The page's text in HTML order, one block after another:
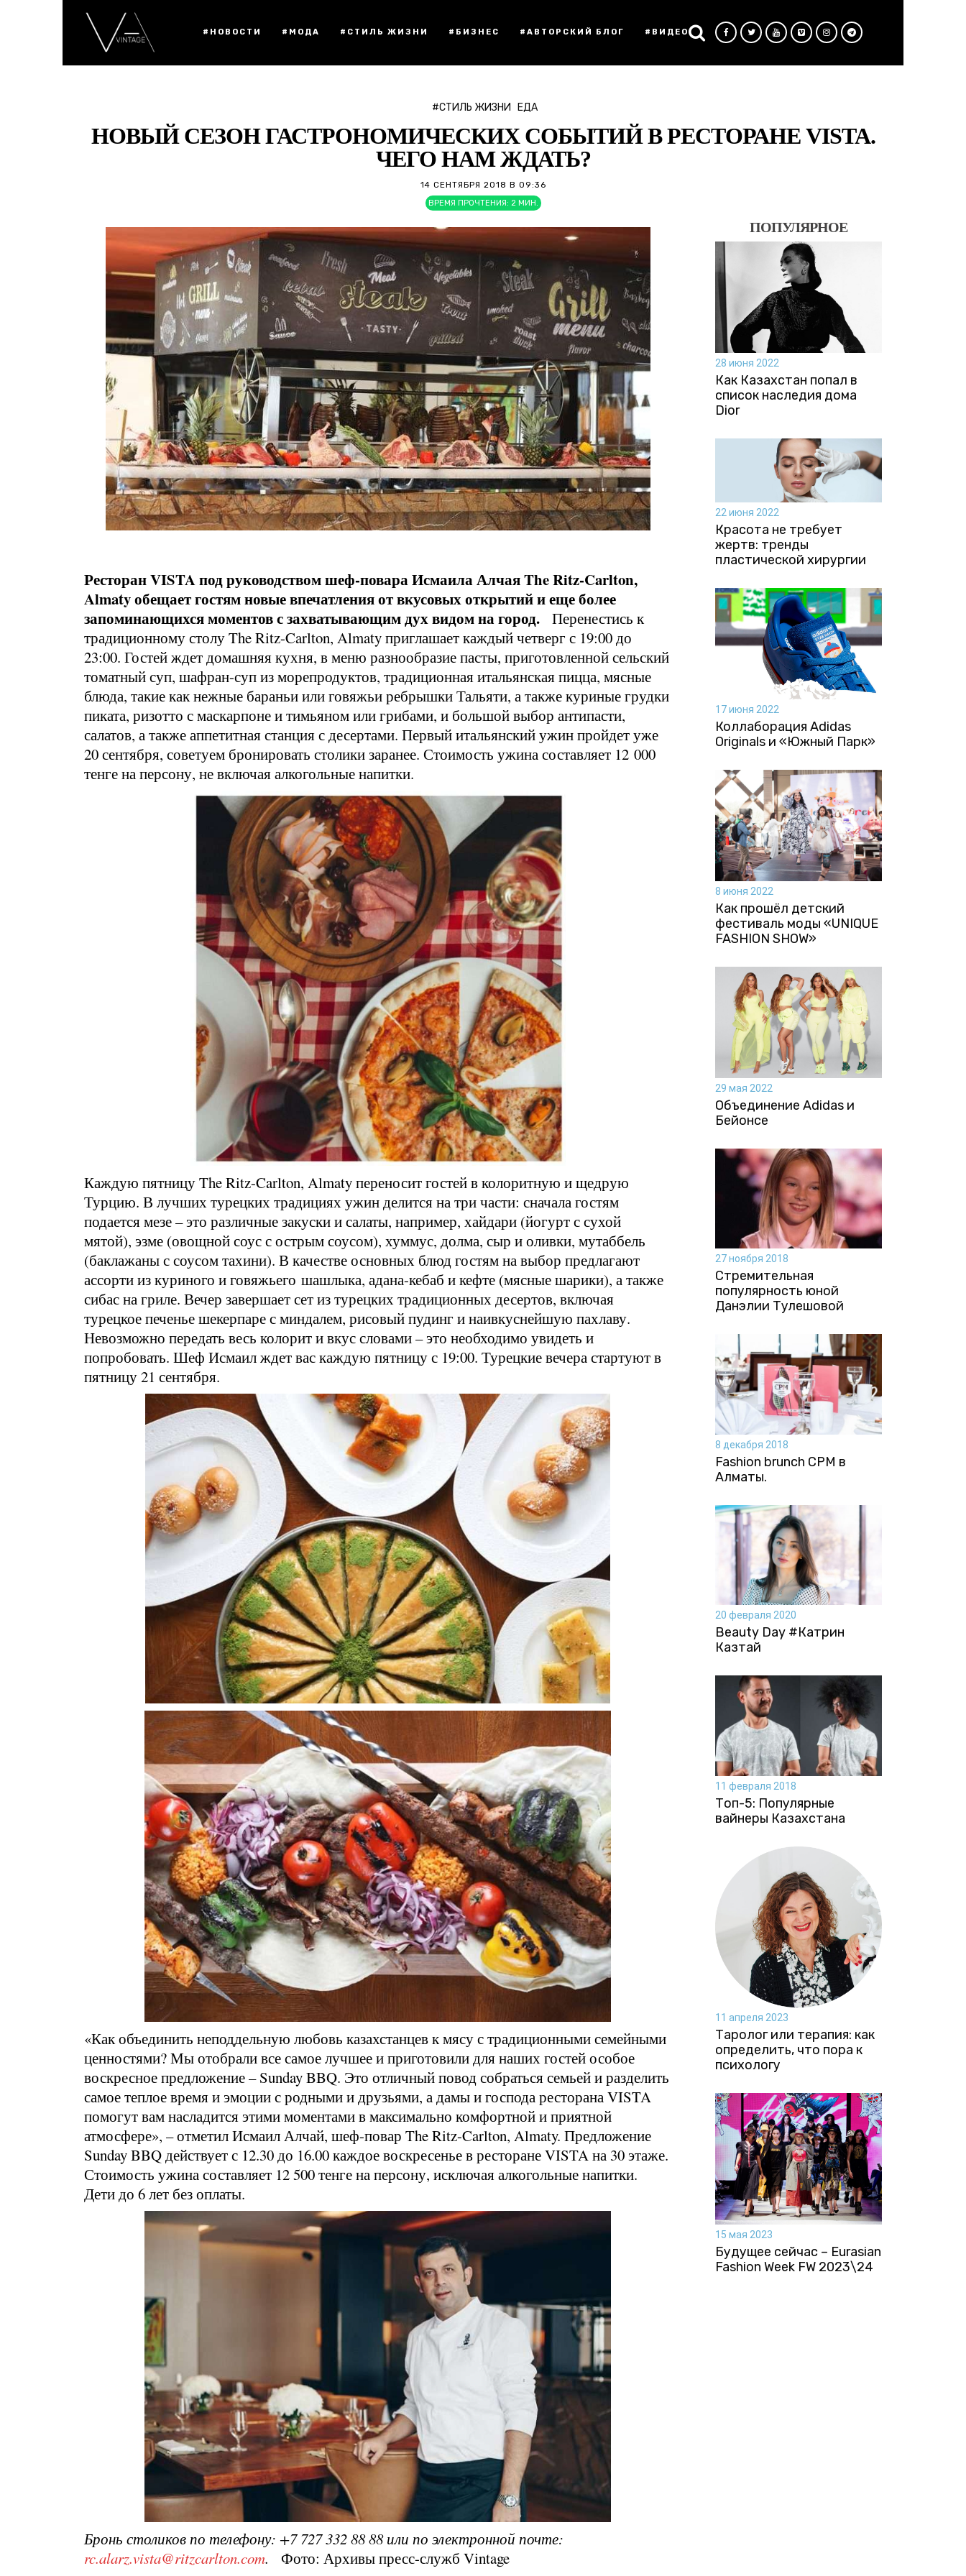
#НОВОСТИ #МОДА #СТИЛЬ ЖИЗНИ #БИЗНЕС #АВТОРСКИЙ БЛОГ #ВИДЕО
#СТИЛЬ ЖИЗНИ ЕДА
НОВЫЙ СЕЗОН ГАСТРОНОМИЧЕСКИХ СОБЫТИЙ В РЕСТОРАНЕ VISTA.
ЧЕГО НАМ ЖДАТЬ?
14 СЕНТЯБРЯ 2018 В 09:36
ВРЕМЯ ПРОЧТЕНИЯ: 2 МИН.
Ресторан VISTA под руководством шеф-повара Исмаила Алчая The Ritz-Carlton,
Almaty обещает гостям новые впечатления от вкусовых открытий и еще более
запоминающихся моментов с захватывающим дух видом на город. Перенестись к
традиционному столу The Ritz-Carlton, Almaty приглашает каждый четверг с 19:00 до
23:00. Гостей ждет домашняя кухня, в меню разнообразие пасты, приготовленной сельский
томатный суп, шафран-суп из морепродуктов, традиционная итальянская пицца, мясные
блюда, такие как нежные бараньи или говяжьи ребрышки Тальяти, а также куриные грудки
пиката, ризотто с маскарпоне и тимьяном или грибами, и большой выбор антипасти,
салатов, а также аппетитная станция с десертами. Первый итальянский ужин пройдет уже
20 сентября, советуем бронировать столики заранее. Стоимость ужина составляет 12 000
тенге на персону, не включая алкогольные напитки.
Каждую пятницу The Ritz-Carlton, Almaty переносит гостей в колоритную и щедрую
Турцию. В лучших турецких традициях ужин делится на три части: сначала гостям
подается мезе – это различные закуски и салаты, например, хайдари (йогурт с сухой
мятой), эзме (овощной соус с острым соусом), хуммус, долма, сыр и оливки, мутаббель
(баклажаны с соусом тахини). В качестве основных блюд гостям на выбор предлагают
ассорти из куриного и говяжьего шашлыка, адана-кебаб и кефте (мясные шарики), а также
сибас на гриле. Вечер завершает сет из турецких традиционных десертов, включая
турецкое печенье шекерпаре с миндалем, рисовый пудинг и наивкуснейшую пахлаву.
Невозможно передать весь колорит и вкус словами – это необходимо увидеть и
попробовать. Шеф Исмаил ждет вас каждую пятницу с 19:00. Турецкие вечера стартуют в
пятницу 21 сентября.
«Как объединить неподдельную любовь казахстанцев к мясу с традиционными семейными
ценностями? Мы отобрали все самое лучшее и приготовили для наших гостей особое
воскресное предложение – Sunday BBQ. Это отличный повод собраться семьей и разделить
самое теплое время и эмоции с родными и друзьями, а дамы и господа ресторана VISTA
помогут вам насладится этими моментами в максимально комфортной и приятной
атмосфере», – отметил Исмаил Алчай, шеф-повар The Ritz-Carlton, Almaty. Предложение
Sunday BBQ действует с 12.30 до 16.00 каждое воскресенье в ресторане VISTA на 30 этаже.
Стоимость ужина составляет 12 500 тенге на персону, исключая алкогольные напитки.
Дети до 6 лет без оплаты.
Бронь столиков по телефону: +7 727 332 88 88 или по электронной почте:
rc.alarz.vista@ritzcarlton.com. Фото: Архивы пресс-служб Vintage
ПОПУЛЯРНОЕ
28 июня 2022
Как Казахстан попал в
список наследия дома
Dior
22 июня 2022
Красота не требует
жертв: тренды
пластической хирургии
17 июня 2022
Коллаборация Аdidas
Originals и «Южный Парк»
8 июня 2022
Как прошёл детский
фестиваль моды «UNIQUE
FASHION SHOW»
29 мая 2022
Объединение Adidas и
Бейонсе
27 ноября 2018
Стремительная
популярность юной
Данэлии Тулешовой
8 декабря 2018
Fashion brunch CPM в
Алматы.
20 февраля 2020
Beauty Day #Катрин
Казтай
11 февраля 2018
Топ-5: Популярные
вайнеры Казахстана
11 апреля 2023
Таролог или терапия: как
определить, что пора к
психологу
15 мая 2023
Будущее сейчас – Eurasian
Fashion Week FW 2023\24